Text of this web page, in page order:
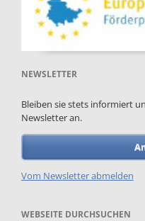
NEWSLETTER
Bleiben sie stets informiert
Newsletter an.
Vom Newsletter abmelden
WEBSEITE DURCHSUCHEN